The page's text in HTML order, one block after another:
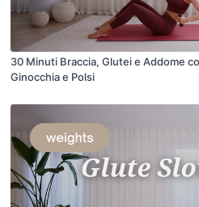
30 Minuti Braccia, Glutei e Addome
Ginocchia e Polsi